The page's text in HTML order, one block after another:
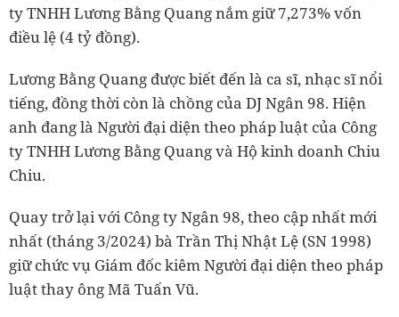
ty TNHH Lương Bằng Quang nắm giữ 7,273% vốn
điều lệ (4 tỷ đồng).
Lương Bằng Quang được biết đến là ca sĩ, nhạc sĩ nổi
tiếng, đồng thời còn là chồng của DJ Ngân 98. Hiện
anh đang là Người đại diện theo pháp luật của Công
ty TNHH Lương Bằng Quang và Hộ kinh doanh Chiu
Chiu.
Quay trở lại với Công ty Ngân 98, theo cập nhất mới
nhất (tháng 3/2024) bà Trần Thị Nhật Lệ (SN 1998)
giữ chức vụ Giám đốc kiêm Người đại diện theo pháp
luật thay ông Mã Tuấn Vũ.